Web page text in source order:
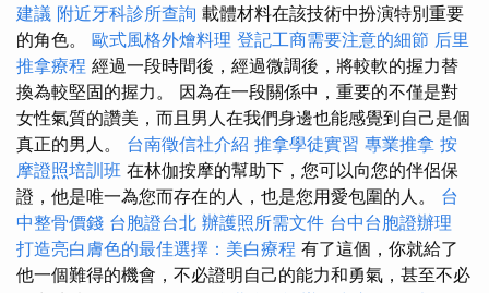
建議 附近牙科診所查詢 載體材料在該技術中扮演特別重要
的角色。 歐式風格外燴料理 登記工商需要注意的細節 后里
推拿療程 經過一段時間後，經過微調後，將較軟的握力替
換為較堅固的握力。 因為在一段關係中，重要的不僅是對
女性氣質的讚美，而且男人在我們身邊也能感覺到自己是個
真正的男人。 台南徵信社介紹 推拿學徒實習 專業推拿 按
摩證照培訓班 在林伽按摩的幫助下，您可以向您的伴侶保
證，他是唯一為您而存在的人，也是您用愛包圍的人。 台
中整骨價錢 台胞證台北 辦護照所需文件 台中台胞證辦理
打造亮白膚色的最佳選擇：美白療程 有了這個，你就給了
他一個難得的機會，不必證明自己的能力和勇氣，甚至不必